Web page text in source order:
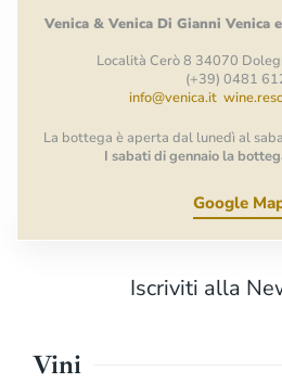
Venica & Venica Di Gianni Venica e
Località Cerò 8 34070
(+39) 0481
info@venica.it
La bottega è aperta dal lunedì al
I sabati di gennaio la
Google
Iscriviti alla
Vini